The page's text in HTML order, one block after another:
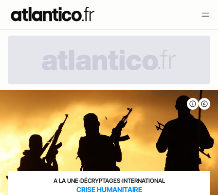
A LA UNE›DÉCRYPTAGES›INTERNATIONAL
CRISE HUMANITAIRE